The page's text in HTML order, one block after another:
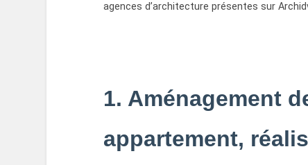
agences d’architecture présentes sur
1. Aménagement
appartement,